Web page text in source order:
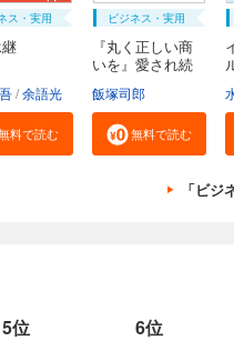
ス・実用
余語光
料で読む
ビジネス・実用
『丸く正しい商
いを』愛され続
飯塚司郎
無料で読む
「ビ
5位 6位